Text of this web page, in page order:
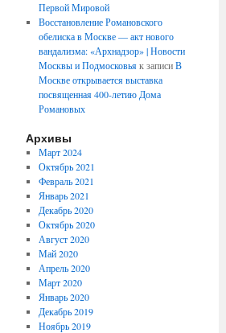
Первой Мировой
Восстановление Романовского
обелиска в Москве — акт нового
вандализма: «Архнадзор» | Новости
Москвы и Подмосковьяк записиВ
Москве открывается выставка
посвященная 400-летию Дома
Романовых
Архивы
Март 2024
Октябрь 2021
Февраль 2021
Январь 2021
Декабрь 2020
Октябрь 2020
Август 2020
Май 2020
Апрель 2020
Март 2020
Январь 2020
Декабрь 2019
Ноябрь 2019